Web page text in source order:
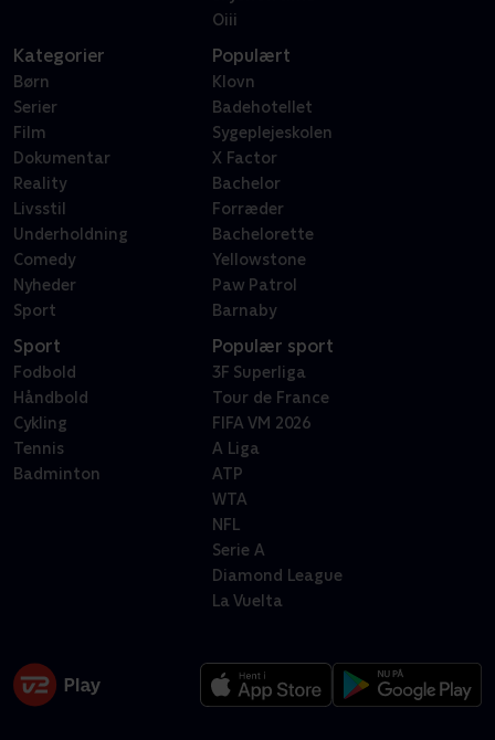
Oiii
Kategorier
Børn
Serier
Film
Dokumentar
Reality
Livsstil
Underholdning
Comedy
Nyheder
Sport
Populært
Klovn
Badehotellet
Sygeplejeskolen
X Factor
Bachelor
Forræder
Bachelorette
Yellowstone
Paw Patrol
Barnaby
Sport
Fodbold
Håndbold
Cykling
Tennis
Badminton
Populær sport
3F Superliga
Tour de France
FIFA VM 2026
A Liga
ATP
WTA
NFL
Serie A
Diamond League
La Vuelta